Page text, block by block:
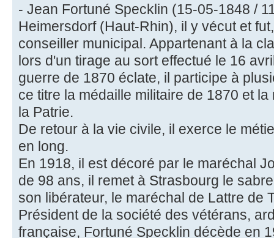
- Jean Fortuné Specklin (15-05-1848 /
Heimersdorf (Haut-Rhin), il y vécut et
conseiller municipal. Appartenant à la
lors d'un tirage au sort effectué le 16
guerre de 1870 éclate, il participe à
ce titre la médaille militaire de 1870 et
la Patrie.
De retour à la vie civile, il exerce le
en long.
En 1918, il est décoré par le maréchal
de 98 ans, il remet à Strasbourg le
son libérateur, le maréchal de Lattre de
Président de la société des vétérans,
française, Fortuné Specklin décède en